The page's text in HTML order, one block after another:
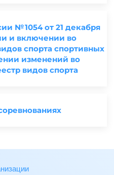
№ 1054 от 21 декабря
и включении во
спорта спортивных
изменений во
видов спорта